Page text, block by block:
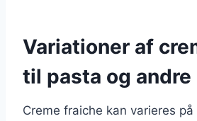
Variationer af
til pasta og
Creme fraiche kan varieres